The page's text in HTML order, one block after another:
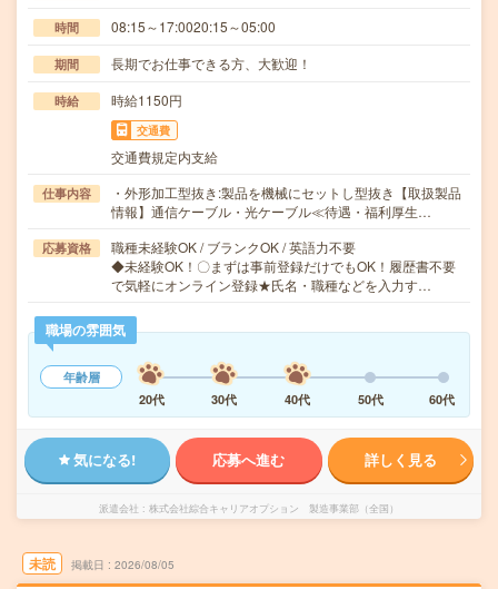
時間 08:15～17:0020:15～05:00
期間 長期でお仕事できる方、大歓迎！
時給 時給1150円
交通費
交通費規定内支給
仕事内容
・外形加工型抜き:製品を機械にセットし型抜き【取扱製品
情報】通信ケーブル・光ケーブル≪待遇・福利厚生…
応募資格
職種未経験OK / ブランクOK / 英語力不要
◆未経験OK！〇まずは事前登録だけでもOK！履歴書不要
で気軽にオンライン登録★氏名・職種などを入力す…
職場の雰囲気
年齢層
20代
30代 40代 50代 60代
気になる! 応募へ進む 詳しく見る
派遣会社 株式会社綜合キャリアオプション 製造事業部（全国）
未読 掲載日 2026/08/05